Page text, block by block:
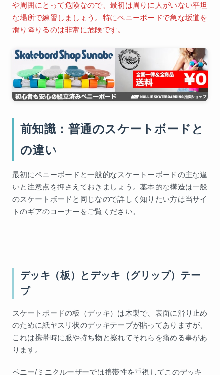
や周囲にとって危険なので、最初は周りに人がいない平坦
な場所で練習しましょう。特にペニーボードで急な坂道を
滑り降りるのは非常に危険です。
前知識：普通のスケートボードと
の違い
最初にペニーボードと一般的なスケートーボードの主な違
いと注意点を押さえておきましょう。基本的な構造は一般
のスケートボードと同じなので詳しく知りたい方は当サイ
トのギアのコーナーをご覧ください。
デッキ（板）とデッキ（グリップ）テー
プ
スケートボードの板（デッキ）は木製で、表面に滑り止め
のために紙ヤスリ状のデッキテープが貼ってありますが、
これは携帯時に服や持ち物と擦れてそれらを痛める事があ
ります。
ペニー/ミニクルーザーでは携帯性を重視してこのデッキ